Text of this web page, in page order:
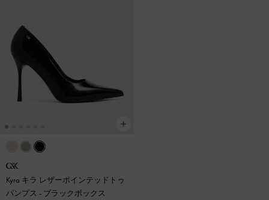
Kyra キラ レザーポインテッドトゥ
パンプス - ブラックボックス